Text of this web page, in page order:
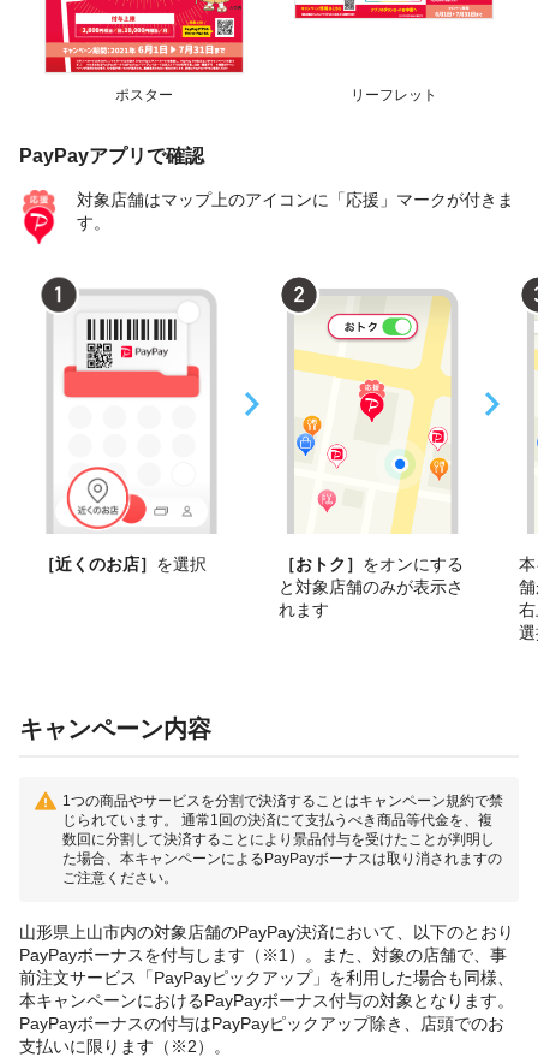
ポスター リーフレット
PayPayアプリで確認
対象店舗はマップ上のアイコンに「応援」マークが付きま
す。
［近くのお店］ を選択 ［おトク］ をオンにする
と対象店舗のみが表示さ
れます
キャンペーン内容
1つの商品やサービスを分割で決済することはキャンペーン規約で禁
じられています。 通常1回の決済にて支払うべき商品等代金を、複
数回に分割して決済することにより景品付与を受けたことが判明し
た場合、本キャンペーンによるPayPayボーナスは取り消されますの
ご注意ください。
山形県上山市内の対象店舗のPayPay決済において、以下のとおり
PayPayボーナスを付与します（※1）。また、対象の店舗で、事
前注文サービス「PayPayピックアップ」を利用した場合も同様、
本キャンペーンにおけるPayPayボーナス付与の対象となります。
PayPayボーナスの付与はPayPayピックアップ除き、店頭でのお
支払いに限ります（※2）。